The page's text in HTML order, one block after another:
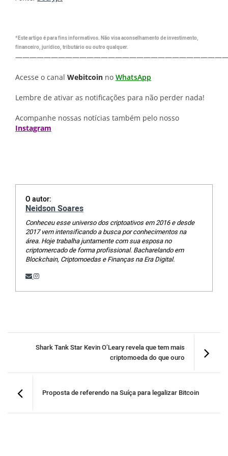
*Este artigo é para fins informativos. Não visa aconselhamento de investimento,
financeiro, jurídico, tributário ou outro qualquer.
Acesse o canal Webitcoin no WhatsApp
Lembre de ativar as notificações para não perder nada!
Acompanhe nossas notícias também pelo nosso
Instagram
O autor:
Neidson Soares
Conheceu esse universo dos criptoativos em 2016 e desde
2017 vem intensificando a busca por conhecimentos na
área. Hoje trabalha juntamente com sua esposa no
criptomercado de forma profissional. Bacharelando em
Blockchain, Criptomoedas e Finanças na Era Digital.
Shark Tank Star Kevin O’Leary revela que tem mais
criptomoeda do que ouro
Proposta de referendo na Suíça para legalizar Bitcoin